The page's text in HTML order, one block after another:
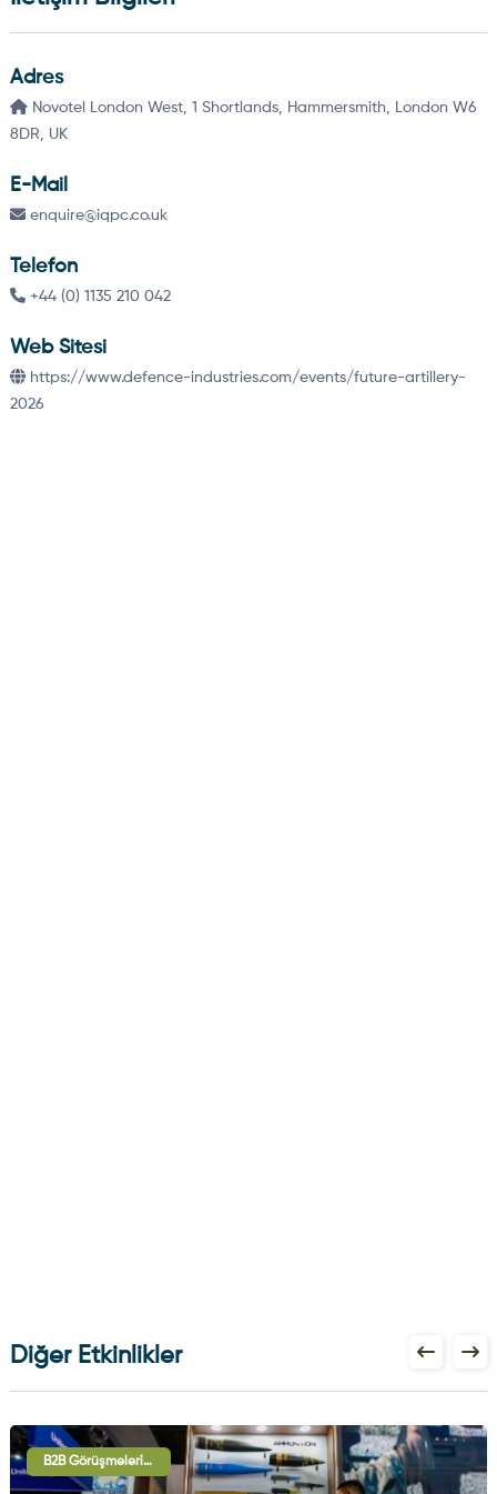
Adres
Novotel London West, 1 Shortlands, Hammersmith, London W6
8DR, UK
E-Mail
enquire@iqpc.co.uk
Telefon
+44 (0) 1135 210 042
Web Sitesi
https://www.defence-industries.com/events/future-artillery-
2026
Diğer Etkinlikler
B2B Görüşmeleri, Uluslararası İşbirliği Oturumları, Sergi - Gösteri